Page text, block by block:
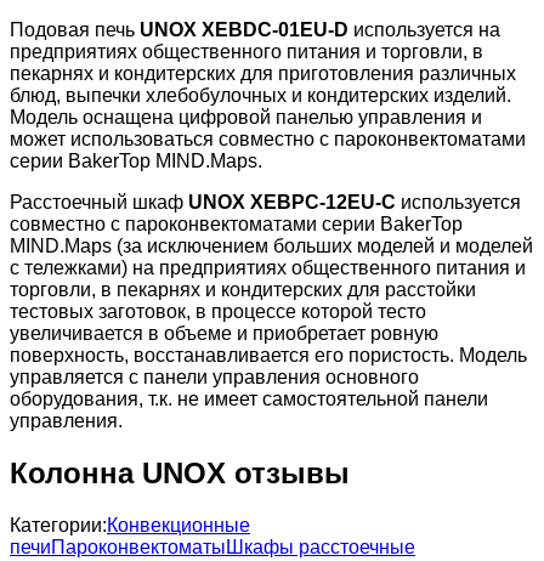
Подовая печь UNOX XEBDC-01EU-D используется на
предприятиях общественного питания и торговли, в
пекарнях и кондитерских для приготовления различных
блюд, выпечки хлебобулочных и кондитерских изделий.
Модель оснащена цифровой панелью управления и
может использоваться совместно с пароконвектоматами
серии BakerTop MIND.Maps.
Расстоечный шкаф UNOX XEBPC-12EU-C используется
совместно с пароконвектоматами серии BakerTop
MIND.Maps (за исключением больших моделей и моделей
с тележками) на предприятиях общественного питания и
торговли, в пекарнях и кондитерских для расстойки
тестовых заготовок, в процессе которой тесто
увеличивается в объеме и приобретает ровную
поверхность, восстанавливается его пористость. Модель
управляется с панели управления основного
оборудования, т.к. не имеет самостоятельной панели
управления.
Колонна UNOX отзывы
Категории:Конвекционные
печиПароконвектоматы Шкафы расстоечные